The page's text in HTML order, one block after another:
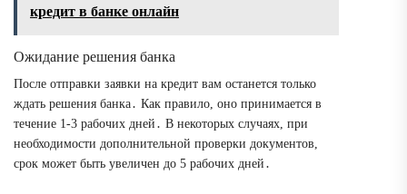
кредит в банке онлайн
Ожидание решения банка
После отправки заявки на кредит вам останется только
ждать решения банка․ Как правило, оно принимается в
течение 1-3 рабочих дней․ В некоторых случаях, при
необходимости дополнительной проверки документов,
срок может быть увеличен до 5 рабочих дней․